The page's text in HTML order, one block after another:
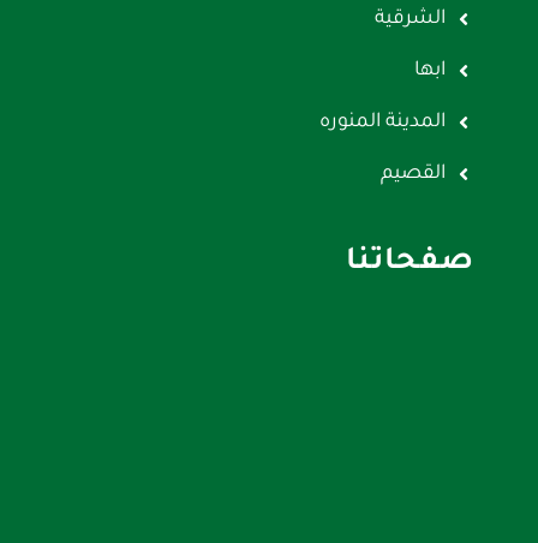
الشرقية
ابها
المدينة المنوره
القصيم
صفحاتنا